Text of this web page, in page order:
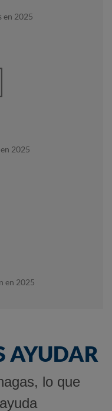
en 2025
2025
en 2025
AYUDAR
lo que